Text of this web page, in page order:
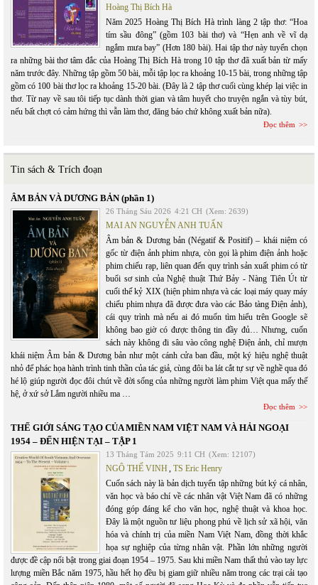
Hoàng Thị Bích Hà
Năm 2025 Hoàng Thị Bích Hà trình làng 2 tập thơ: “Hoa
tím sầu đông” (gồm 103 bài thơ) và “Hẹn anh về vĩ dạ
ngắm mưa bay” (Hơn 180 bài). Hai tập thơ này tuyển chọn
ra những bài thơ tâm đắc của Hoàng Thị Bích Hà trong 10 tập thơ đã xuất bản từ mấy
năm trước đây. Những tập gồm 50 bài, mỗi tập lọc ra khoảng 10-15 bài, trong những tập
gồm có 100 bài thơ lọc ra khoảng 15-20 bài. (Đây là 2 tập thơ cuối cùng khép lại việc in
thơ. Từ nay về sau tôi tiếp tục dành thời gian và tâm huyết cho truyện ngắn và tùy bút,
nếu bất chợt có cảm hứng thì vẫn làm thơ, đăng báo chứ không xuất bản nữa).
Đọc thêm
Tin sách & Trích đoạn
ÂM BẢN VÀ DƯƠNG BẢN (phần 1)
26 Tháng Sáu 2026 4:21 CH (Xem: 2639)
MAI AN NGUYỄN ANH TUẤN
Âm bản & Dương bản (Négatif & Positif) – khái niệm có
gốc từ điện ảnh phim nhựa, còn gọi là phim điện ảnh hoặc
phim chiếu rạp, liên quan đến quy trình sản xuất phim có từ
buổi sơ sinh của Nghệ thuật Thứ Bảy - Nàng Tiên Út từ
cuối thế kỷ XIX (hiện phim nhựa và các loại máy quay máy
chiếu phim nhựa đã được đưa vào các Bảo tàng Điện ảnh),
cái quy trình mà nếu ai đó muốn tìm hiểu trên Google sẽ
không bao giờ có được thông tin đầy đủ… Nhưng, cuốn
sách này không đi sâu vào công nghệ Điện ảnh, chỉ mượn
khái niệm Âm bản & Dương bản như một cánh cửa ban đầu, một ký hiệu nghệ thuật
nhỏ để phác họa hành trình tinh thần của tác giả, cùng đôi ba lát cắt tự sự về nghề qua đó
hé lộ giúp người đọc đôi chút về đời sống của những người làm phim Việt qua mấy thế
hệ, ở xứ sở Lắm người nhiều ma …
Đọc thêm
THẾ GIỚI SÁNG TẠO CỦA MIỀN NAM VIỆT NAM VÀ HẢI NGOẠI
1954 – ĐẾN HIỆN TẠI – TẬP 1
13 Tháng Tám 2025 9:11 CH (Xem: 12107)
NGÔ THẾ VINH, TS Eric Henry
Cuốn sách này là bản dịch tuyển tập những bút ký cá nhân,
văn học và báo chí về các nhân vật Việt Nam đã có những
đóng góp đáng kể cho văn học, nghệ thuật và khoa học.
Đây là một nguồn tư liệu phong phú về lịch sử xã hội, văn
hóa và chính trị của miền Nam Việt Nam, đồng thời khắc
họa sự nghiệp của từng nhân vật. Phần lớn những người
được đề cập nổi bật trong giai đoạn 1954 – 1975. Sau khi miền Nam thất thủ vào tay lực
lượng miền Bắc năm 1975, hầu hết họ đều bị giam giữ nhiều năm trong các trại cải tạo